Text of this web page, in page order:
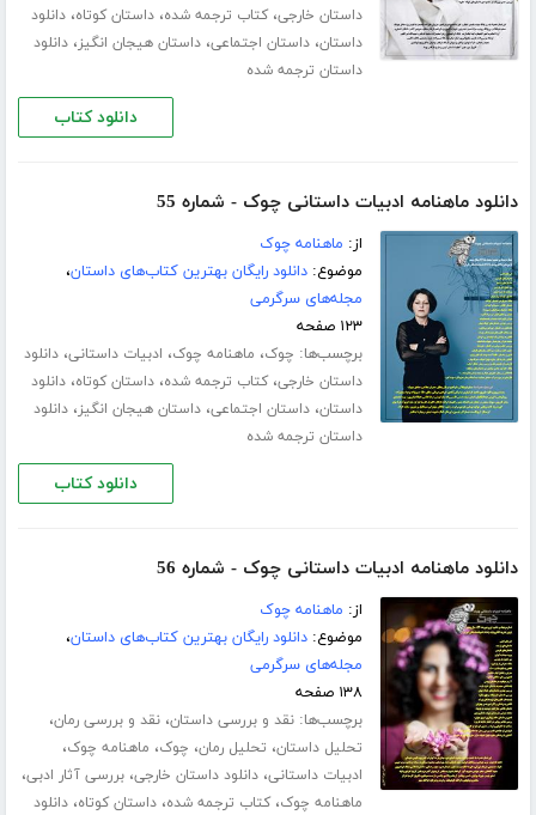
داستان خارجی،کتاب ترجمه شده،داستان کوتاه،دانلود
داستان،داستان اجتماعی،داستان هیجان انگیز،دانلود
داستان ترجمه شده
دانلود کتاب
دانلود ماهنامه ادبیات داستانی چوک - شماره 55
از: ماهنامه چوک
موضوع:دانلود رایگان بهترین کتاب‌های داستان،
مجله‌های سرگرمی
۱۲۳ صفحه
برچسب‌ها: چوک، ماهنامه چوک، ادبیات داستانی،دانلود
داستان خارجی،کتاب ترجمه شده،داستان کوتاه،دانلود
داستان،داستان اجتماعی،داستان هیجان انگیز،دانلود
داستان ترجمه شده
دانلود کتاب
دانلود ماهنامه ادبیات داستانی چوک - شماره 56
از: ماهنامه چوک
موضوع:دانلود رایگان بهترین کتاب‌های داستان،
مجله‌های سرگرمی
۱۳۸ صفحه
برچسب‌ها:نقد و بررسی داستان،نقد و بررسی رمان،
تحلیل داستان، تحلیل رمان، چوک، ماهنامه چوک،
ادبیات داستانی،دانلود داستان خارجی،بررسی آثار ادبی،
ماهنامه چوک،کتاب ترجمه شده،داستان کوتاه،دانلود